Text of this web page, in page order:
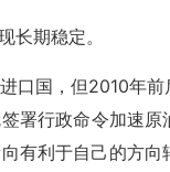
长期稳定。
口国，但2010年
署行政命令加速原
有利于自己的方